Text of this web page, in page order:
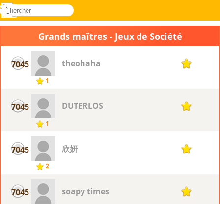
Novel
rechercher
Connectez-
Menu
Grands maîtres - Jeux de Société
7045
1
theohaha 1
7045
1
DUTERLOS 1
7045
2
欣妍 1
7045 soapy times 1